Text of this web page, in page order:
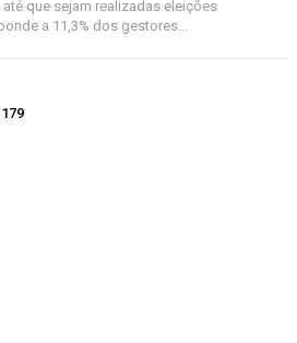
que sejam realizadas eleições
a 11,3% dos gestores...